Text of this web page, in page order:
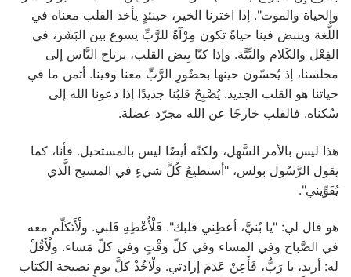
والحياة والموت". إذا اخترنا الخير، حينئذٍ يأخذ القلب معناه في
اللُّغة وينبض فينا حياةً تكون مِرْآةً للرَّبِّ يسوع بين البَشَر، في
الفِعْل والكَلام والنِّيَّة. وإذا كنّا بِيض القلب، يرتاح النَّاس إلى
مجلسنا، إذ يُحسّون حينها بحضُورِ الرَّبِّ معنا وفينا. أثمن ما في
حياتنا هو القلب الجديد. يُصْبِحُ قلبُنا جديدًا إذا دعونا الله إلى
سُكناه. فالقلب خارجًا عن الله مجرّد عضلة.
هذا ليس بالأمر السَّهل، ولكنّه أيضًا ليس بالمستحيل. فأنا، كما
يقول الرَّسُول بولس، "أستطيعُ كُلَّ شيءٍ في المسيح الَّذي
يُقَوِّيني".
هو قال لي: "يا بُنيَّ، أعطِني قلبك". فَلْأُعْطِهِ قَلبي. ولْأَتَكَلّم معه
في الصَّباح وفي المساء وفي كلِّ وَقْتٍ وفي كلِّ مَساء. ولْأَقُلْ
له: أريد، يا رَبُّ، فَأَعِنْ عَدَمَ إرادتي. ولْآخُذْ كلَّ يومٍ نصيحة الكتاب